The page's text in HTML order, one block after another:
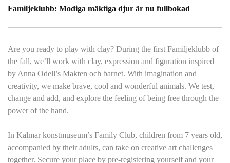
Familjeklubb: Modiga mäktiga djur är nu fullbokad
Are you ready to play with clay? During the first Familjeklubb of
the fall, we’ll work with clay, expression and figuration inspired
by Anna Odell’s Makten och barnet. With imagination and
creativity, we make brave, cool and wonderful animals. We test,
change and add, and explore the feeling of being free through the
power of the hand.
In Kalmar konstmuseum’s Family Club, children from 7 years old,
accompanied by their adults, can take on creative art challenges
together. Secure your place by pre-registering yourself and your